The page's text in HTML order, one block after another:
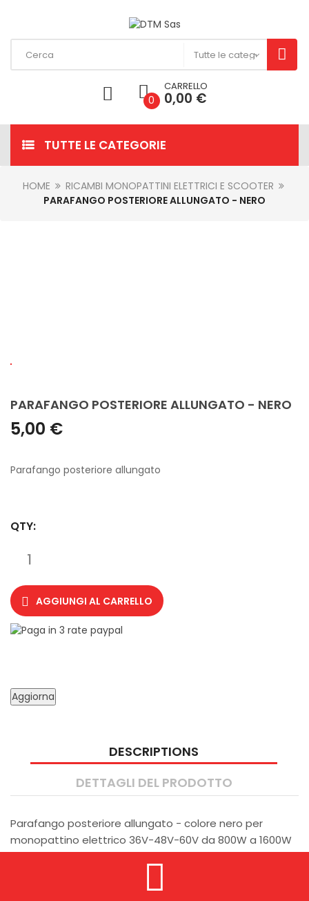
0
CARRELLO
0,00 €
TUTTE LE CATEGORIE
HOME
RICAMBI MONOPATTINI ELETTRICI E SCOOTER
PARAFANGO POSTERIORE ALLUNGATO - NERO
PARAFANGO POSTERIORE ALLUNGATO - NERO
5,00 €
Parafango posteriore allungato
QTY:
AGGIUNGI AL CARRELLO
DESCRIPTIONS
DETTAGLI DEL PRODOTTO
Parafango posteriore allungato - colore nero per
monopattino elettrico 36V-48V-60V da 800W a 1600W